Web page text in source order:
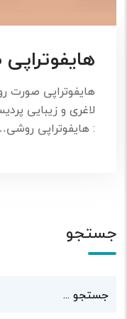
هایفوتراپی صورت
لاغری و زیبایی
: هایفوتراپی
جستجو